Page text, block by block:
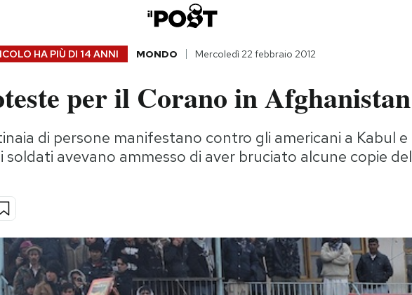
HA PIÙ DI 14 ANNI MONDO Mercoledì 22 febbraio 2012
per il Corano in Afghanistan
di persone manifestano contro gli americani a Kabul e
soldati avevano ammesso di aver bruciato alcune copie del